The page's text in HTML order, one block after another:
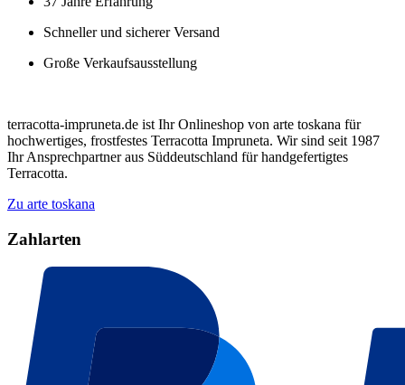
Schneller und sicherer Versand
Große Verkaufsausstellung
terracotta-impruneta.de ist Ihr Onlineshop von arte toskana für
hochwertiges, frostfestes Terracotta Impruneta. Wir sind seit 1987
Ihr Ansprechpartner aus Süddeutschland für handgefertigtes
Terracotta.
Zu arte toskana
Zahlarten